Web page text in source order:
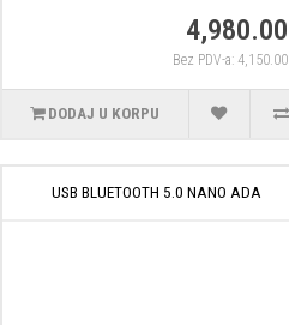
4,980.00
Bez PDV-a: 4,150.00
DODAJ U KORPU
USB BLUETOOTH 5.0 NANO ADA